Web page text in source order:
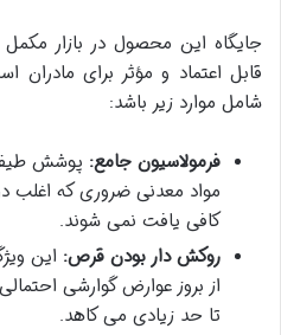
جایگاه این محصول در بازار
قابل اعتماد و مؤثر برای مادران
شامل موارد زیر باشد:
فرمولاسیون جامع: پوشش طیف
مواد معدنی ضروری که اغلب
کافی یافت نمی شوند.
روکش دار بودن قرص: این
از بروز عوارض گوارشی
تا حد زیادی می کاهد.